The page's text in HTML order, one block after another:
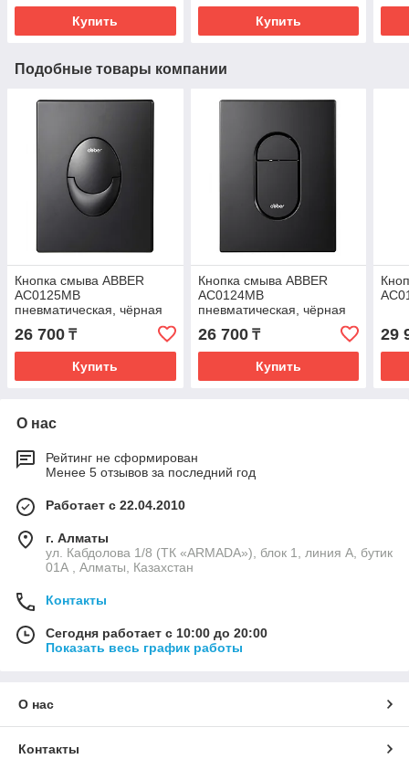
Купить Купить
Подобные товары компании
Кнопка смыва ABBER
AC0125MB
пневматическая, чёрная
26 700 ₸
Купить
Кнопка смыва ABBER
AC0124MB
пневматическая, чёрная
26 700₸
Купить
29
О нас
Рейтинг не сформирован
Менее 5 отзывов за последний год
Работает с 22.04.2010
г. Алматы
ул. Кабдолова 1/8 (ТК «ARMADA»), блок 1, линия А, бутик
01А , Алматы, Казахстан
Контакты
Сегодня работает с 10:00 до 20:00
Показать весь график работы
О нас
Контакты